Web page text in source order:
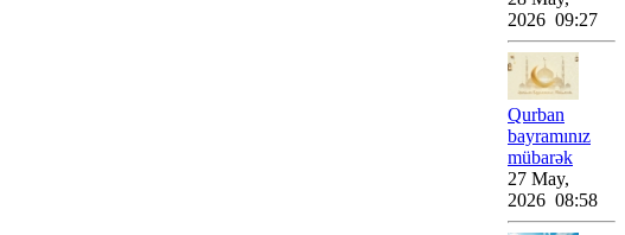
2026 09:27
Qurban
bayramınız
mübarək
27 May,
2026 08:58